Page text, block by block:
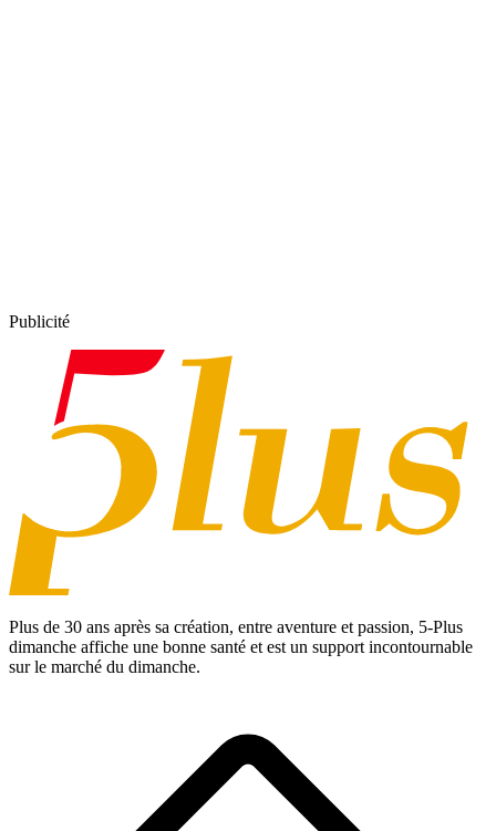
Publicité
Plus de 30 ans après sa création, entre aventure et passion, 5-Plus
dimanche affiche une bonne santé et est un support incontournable
sur le marché du dimanche.